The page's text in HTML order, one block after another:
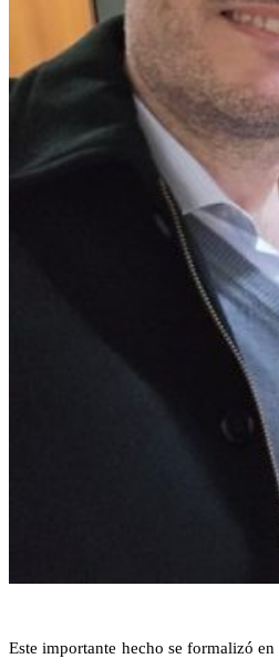
Este importante hecho se formalizó